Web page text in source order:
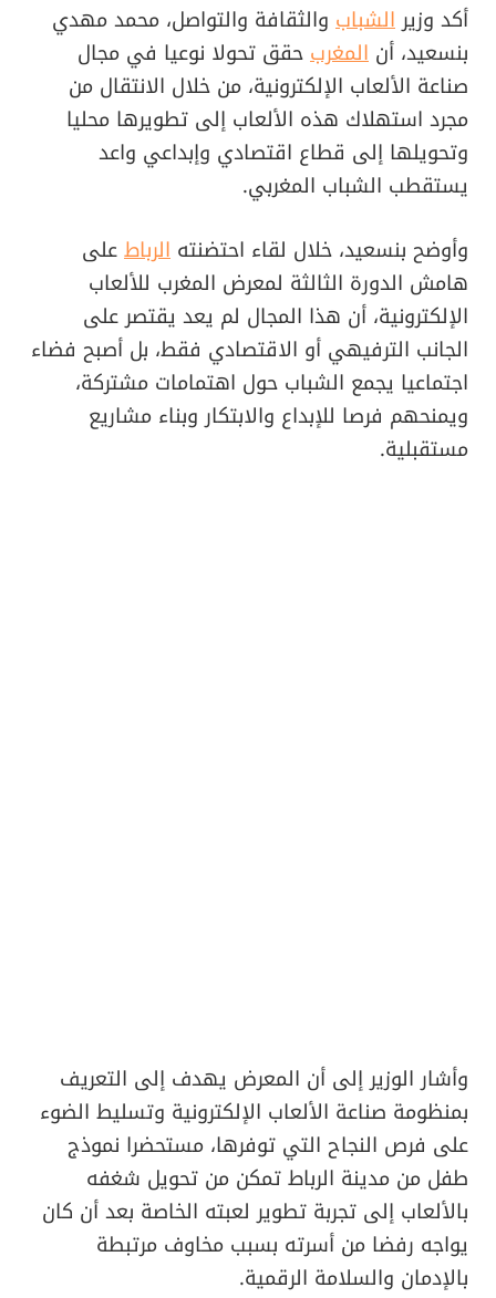
أكد وزيرالشباب والثقافة والتواصل، محمد مهدي
بنسعيد، أن المغربحقق تحولا نوعيا في مجال
صناعة الألعاب الإلكترونية، من خلال الانتقال من
مجرد استهلاك هذه الألعاب إلى تطويرها محليا
وتحويلها إلى قطاع اقتصادي وإبداعي واعد
يستقطب الشباب المغربي.
وأوضح بنسعيد، خلال لقاء احتضنته الرباطعلى
هامش الدورة الثالثة لمعرض المغرب للألعاب
الإلكترونية، أن هذا المجال لم يعد يقتصر على
الجانب الترفيهي أو الاقتصادي فقط، بل أصبح فضاء
اجتماعيا يجمع الشباب حول اهتمامات مشتركة،
ويمنحهم فرصا للإبداع والابتكار وبناء مشاريع
مستقبلية.
وأشار الوزير إلى أن المعرض يهدف إلى التعريف
بمنظومة صناعة الألعاب الإلكترونية وتسليط الضوء
على فرص النجاح التي توفرها، مستحضرا نموذج
طفل من مدينة الرباط تمكن من تحويل شغفه
بالألعاب إلى تجربة تطوير لعبته الخاصة بعد أن كان
يواجه رفضا من أسرته بسبب مخاوف مرتبطة
بالإدمان والسلامة الرقمية.